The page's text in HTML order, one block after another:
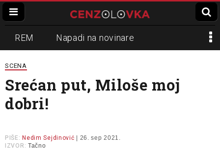
REM Napadi na novinare
Zvučni top
Propaganda Lokalni mediji
Informer
SCENA
Srećan put, Miloše moj
dobri!
PIŠE: Nedim Sejdinović | 26. sep 2021.
IZVOR: Tačno